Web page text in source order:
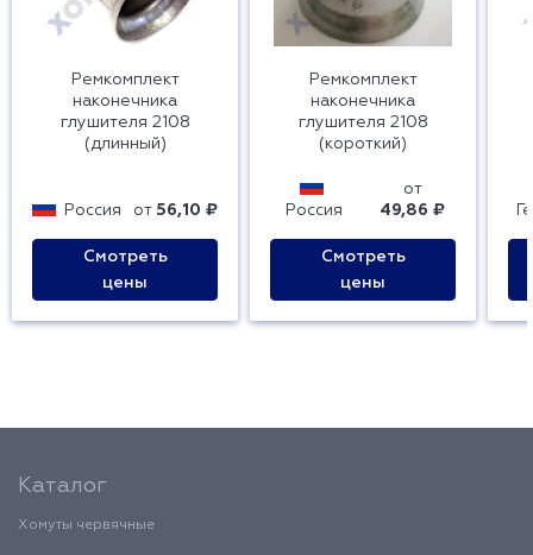
Ремкомплект
наконечника
глушителя 2108
(длинный)
Россия от 56,10 ₽
Смотреть
цены
Ремкомплект
наконечника
глушителя 2108
(короткий)
Россия
от
49,86 ₽
Смотреть
цены
Каталог
Хомуты червячные